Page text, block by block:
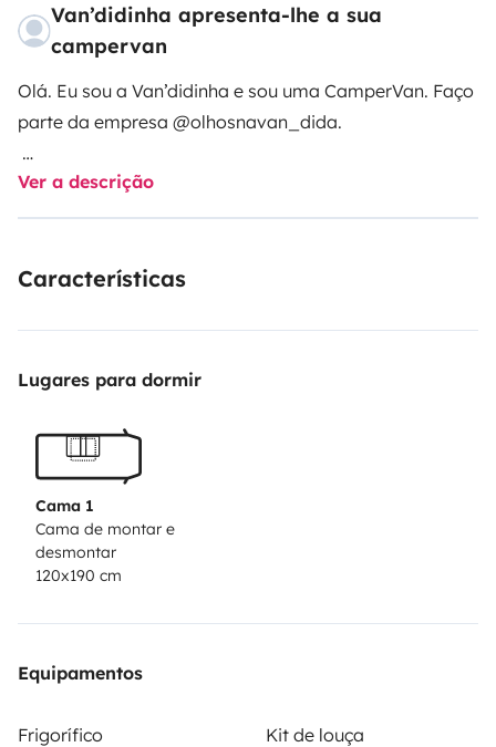
Van’didinha apresenta-lhe a sua
campervan
Olá. Eu sou a Van’didinha e sou uma CamperVan. Faço
parte da empresa @olhosnavan_dida.
Sou uma volksvagem transporter t4 transformada.
Nasci numa época triste é complicada para toda a
proporcionar momentos incríveis e felizes para quem
Estou bem equipada com tudo aquilo que precisas
fogão, chuveiro, cama, mesa interior, água quente ,
energia solar.
possibilidade de levantamento em Viana do Catelo,
ponte de Lima ou cidade de Braga Ainda não ficas-te
convencido? Dá uma espreitadela ao meu anúncio.
Então viajamos?
Ver a descrição
Características
Lugares para dormir
Cama 1
Cama de montar e
desmontar
120x190 cm
Equipamentos
Frigorífico
Kit de louça